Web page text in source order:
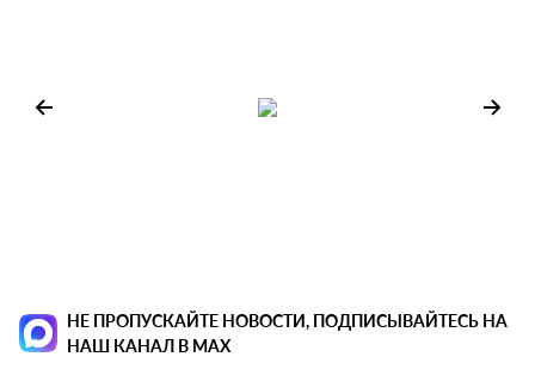
НЕ ПРОПУСКАЙТЕ НОВОСТИ, ПОДПИСЫВАЙТЕСЬ НА
НАШ КАНАЛ В MAX